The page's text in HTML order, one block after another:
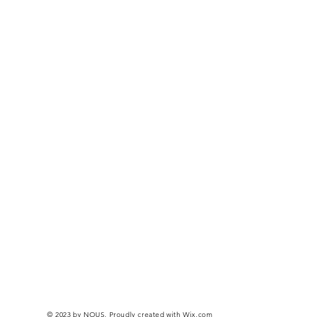
© 2023 by NOUS. Proudly created withWix.com